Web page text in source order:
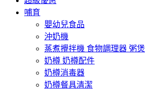
哺育
嬰幼兒食品
沖奶機
蒸煮攪拌機 食物調理器 粥煲
奶樽 奶樽配件
奶樽消毒器
奶樽餐具清潔